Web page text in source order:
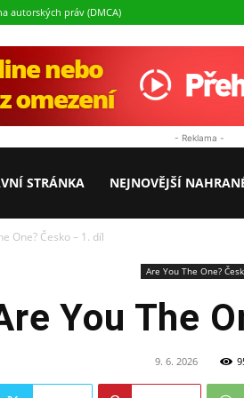
autorských práv (DMCA)
- Reklama -
STRÁNKA NEJNOVĚJŠÍ
One? Česko – 1. díl
Are You The One?
You The
9. 6. 2026